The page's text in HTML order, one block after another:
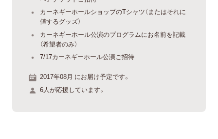
カーネギーホールショップのTシャツ（またはそれに
値するグッズ）
カーネギーホール公演のプログラムにお名前を記載
（希望者のみ）
7/17カーネギーホール公演ご招待
2017年08月 にお届け予定です。
6人が応援しています。